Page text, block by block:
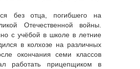
без отца, погибшего на
Отечественной войны.
с учёбой в школе в летние
в колхозе на различных
окончания семи классов
работать прицепщиком в